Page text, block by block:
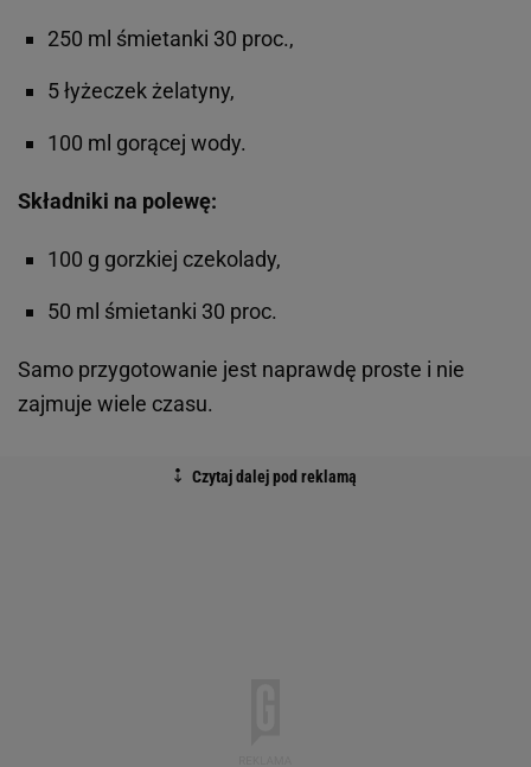
250 ml śmietanki 30 proc.,
5 łyżeczek żelatyny,
100 ml gorącej wody.
Składniki na polewę:
100 g gorzkiej czekolady,
50 ml śmietanki 30 proc.
Samo przygotowanie jest naprawdę proste i nie
zajmuje wiele czasu.